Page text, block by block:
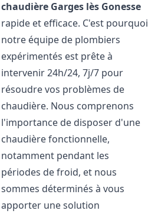
chaudière Garges lès Gonesse
rapide et efficace. C'est pourquoi
notre équipe de plombiers
expérimentés est prête à
intervenir 24h/24, 7j/7 pour
résoudre vos problèmes de
chaudière. Nous comprenons
l'importance de disposer d'une
chaudière fonctionnelle,
notamment pendant les
périodes de froid, et nous
sommes déterminés à vous
apporter une solution